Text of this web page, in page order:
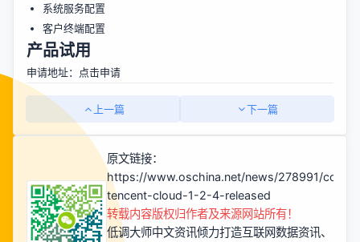
系统服务配置
客户终端配置
产品试用
申请地址： 点击申请
上一篇 下一篇
原文链接：
https://www.oschina.net/news/278991/
tencent-cloud-1-2-4-released
转载内容版权归作者及来源网站所有！
低调大师中文资讯倾力打造互联网数据资讯、